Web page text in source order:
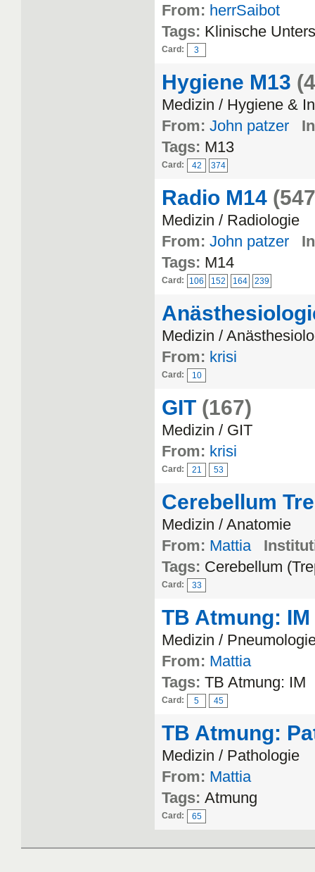
From: herrSaibot
Tags: Klinische
Card: 3
Hygiene M13
Medizin / Hygiene &
From: John patzer
Tags: M13
Card: 42 374
Radio M14
Medizin / Radiologie
From: John patzer
Tags: M14
Card: 106 152 164 239
Medizin /
From: krisi
Card: 10
GIT (167)
Medizin / GIT
From: krisi
Card: 21 53
Cerebellum
Medizin / Anatomie
From: Mattia
Tags: Cerebellum
Card: 33
TB Atmung:
Medizin /
From: Mattia
Tags: TB Atmung: IM
Card: 5 45
TB Atmung:
Medizin / Pathologie
From: Mattia
Tags: Atmung
Card: 65